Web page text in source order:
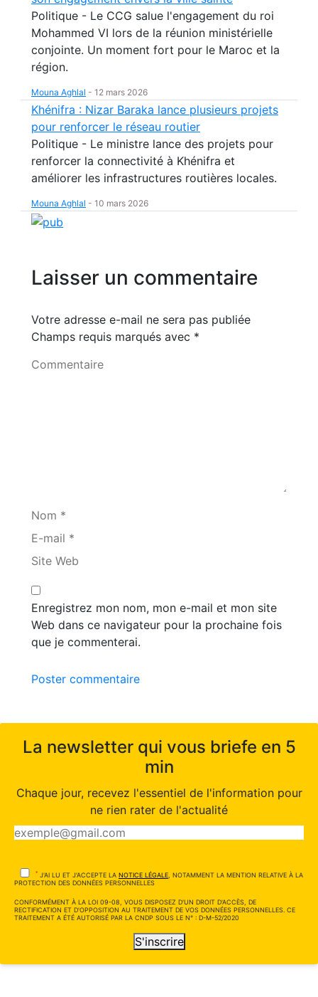
Politique - Le CCG salue l'engagement du roi
Mohammed VI lors de la réunion ministérielle
conjointe. Un moment fort pour le Maroc et la
région.
Mouna Aghlal - 12 mars 2026
Khénifra : Nizar Baraka lance plusieurs projets
pour renforcer le réseau routier
Politique - Le ministre lance des projets pour
renforcer la connectivité à Khénifra et
améliorer les infrastructures routières locales.
Mouna Aghlal - 10 mars 2026
Laisser un commentaire
Votre adresse e-mail ne sera pas publiée
Champs requis marqués avec *
Commentaire
Nom *
E-mail *
Site Web
Enregistrez mon nom, mon e-mail et mon site
Web dans ce navigateur pour la prochaine fois
que je commenterai.
Poster commentaire
La newsletter qui vous briefe en 5
min
Chaque jour, recevez l'essentiel de l'information pour
ne rien rater de l'actualité
* J'AI LU ET J'ACCEPTE LA NOTICE LÉGALE , NOTAMMENT LA MENTION RELATIVE À LA
PROTECTION DES DONNÉES PERSONNELLES
CONFORMÉMENT À LA LOI 09-08, VOUS DISPOSEZ D'UN DROIT D'ACCÈS, DE
RECTIFICATION ET D'OPPOSITION AU TRAITEMENT DE VOS DONNÉES PERSONNELLES. CE
TRAITEMENT A ÉTÉ AUTORISÉ PAR LA CNDP SOUS LE N° : D-M-52/2020
S'inscrire